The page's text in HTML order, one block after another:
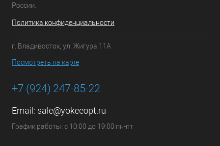
России.
Политика конфиденциальности
г. Владивосток, ул. Жигура 11А
Посмотреть на карте
+7 (924) 247-85-22
Email: sale@yokeeopt.ru
График работы: с 10:00 до 19:00 пн-пт